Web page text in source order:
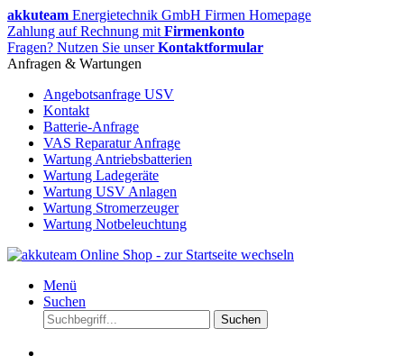
akkuteam Energietechnik GmbH Firmen Homepage
Zahlung auf Rechnung mit Firmenkonto
Fragen? Nutzen Sie unserKontaktformular
Anfragen & Wartungen
Angebotsanfrage USV
Kontakt
Batterie-Anfrage
VAS Reparatur Anfrage
Wartung Antriebsbatterien
Wartung Ladegeräte
Wartung USV Anlagen
Wartung Stromerzeuger
Wartung Notbeleuchtung
Menü
Suchen
Suchen